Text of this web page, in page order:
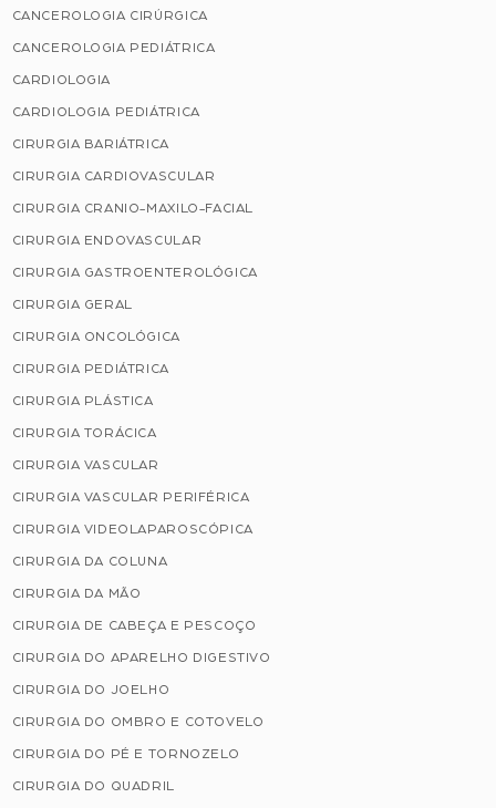
CANCEROLOGIA CIRÚRGICA
CANCEROLOGIA PEDIÁTRICA
CARDIOLOGIA
CARDIOLOGIA PEDIÁTRICA
CIRURGIA BARIÁTRICA
CIRURGIA CARDIOVASCULAR
CIRURGIA CRANIO-MAXILO-FACIAL
CIRURGIA ENDOVASCULAR
CIRURGIA GASTROENTEROLÓGICA
CIRURGIA GERAL
CIRURGIA ONCOLÓGICA
CIRURGIA PEDIÁTRICA
CIRURGIA PLÁSTICA
CIRURGIA TORÁCICA
CIRURGIA VASCULAR
CIRURGIA VASCULAR PERIFÉRICA
CIRURGIA VIDEOLAPAROSCÓPICA
CIRURGIA DA COLUNA
CIRURGIA DA MÃO
CIRURGIA DE CABEÇA E PESCOÇO
CIRURGIA DO APARELHO DIGESTIVO
CIRURGIA DO JOELHO
CIRURGIA DO OMBRO E COTOVELO
CIRURGIA DO PÉ E TORNOZELO
CIRURGIA DO QUADRIL